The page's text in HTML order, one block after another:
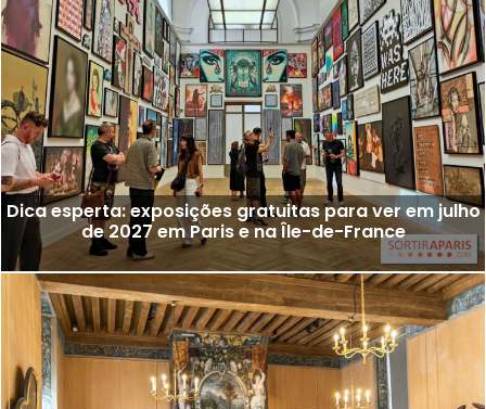
Dica esperta: exposições gratuitas para ver em julho
de 2027 em Paris e na Île-de-France